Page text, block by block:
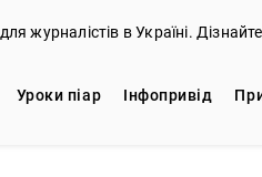
журналістів в Україні.
Уроки піар Iнфопривід